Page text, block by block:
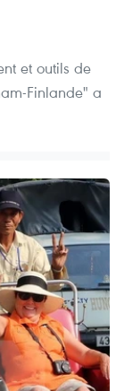
et outils de
Finlande" a